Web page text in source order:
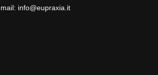
mail: info@eupraxia.it